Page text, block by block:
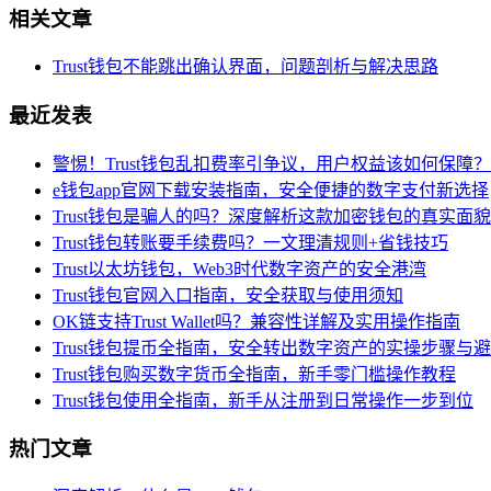
相关文章
Trust钱包不能跳出确认界面，问题剖析与解决思路
最近发表
警惕！Trust钱包乱扣费率引争议，用户权益该如何保障？
e钱包app官网下载安装指南，安全便捷的数字支付新选择
Trust钱包是骗人的吗？深度解析这款加密钱包的真实面貌
Trust钱包转账要手续费吗？一文理清规则+省钱技巧
Trust以太坊钱包，Web3时代数字资产的安全港湾
Trust钱包官网入口指南，安全获取与使用须知
OK链支持Trust Wallet吗？兼容性详解及实用操作指南
Trust钱包提币全指南，安全转出数字资产的实操步骤与
Trust钱包购买数字货币全指南，新手零门槛操作教程
Trust钱包使用全指南，新手从注册到日常操作一步到位
热门文章